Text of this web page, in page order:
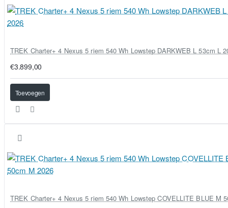
TREK Charter+ 4 Nexus 5 riem 540 Wh Lowstep DARKWEB L 53cm L
€3.899,00
Toevoegen
TREK Charter+ 4 Nexus 5 riem 540 Wh Lowstep COVELLITE BLUE M